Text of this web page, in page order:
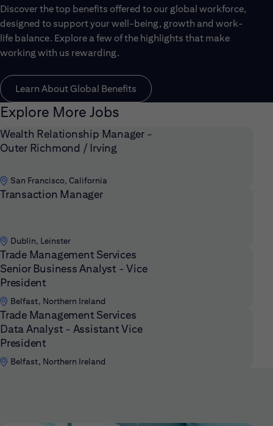
Discover the top benefits offered to our global workforce,
designed to support your well-being, growth and work-
life balance. Explore a few of the highlights that make
working with us rewarding.
Learn About Global Benefits
Explore More Jobs
Wealth Relationship Manager -
Outer Richmond / Irving
San Francisco, California
Transaction Manager
Dublin, Leinster
Trade Management Services
Senior Business Analyst - Vice
President
Belfast, Northern Ireland
Trade Management Services
Data Analyst - Assistant Vice
President
Belfast, Northern Ireland